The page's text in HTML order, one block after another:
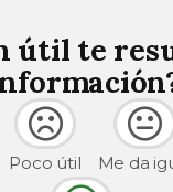
útil te
Poco útil Me da